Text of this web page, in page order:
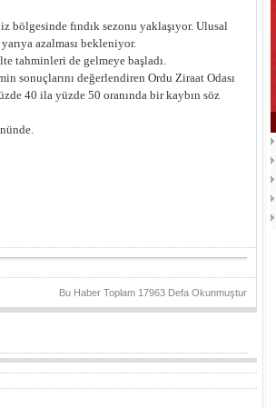
bölgesinde fındık sezonu yaklaşıyor. Ulusal
azalması bekleniyor.
tahminleri de gelmeye başladı.
sonuçlarını değerlendiren Ordu Ziraat Odası
40 ila yüzde 50 oranında bir kaybın söz
Bu Haber Toplam 17963 Defa Okunmuştur